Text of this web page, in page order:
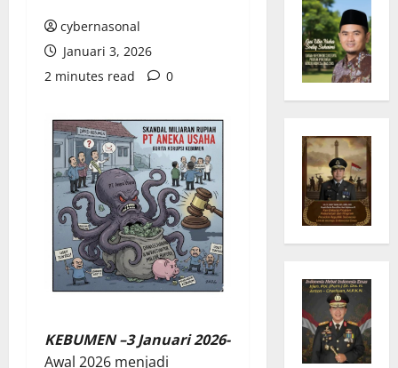
cybernasonal
Januari 3, 2026
2 minutes read
0
KEBUMEN –3 Januari 2026-
Awal 2026 menjadi